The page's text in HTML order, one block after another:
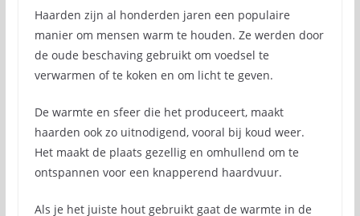
Haarden zijn al honderden jaren een populaire
manier om mensen warm te houden. Ze werden door
de oude beschaving gebruikt om voedsel te
verwarmen of te koken en om licht te geven.
De warmte en sfeer die het produceert, maakt
haarden ook zo uitnodigend, vooral bij koud weer.
Het maakt de plaats gezellig en omhullend om te
ontspannen voor een knapperend haardvuur.
Als je het juiste hout gebruikt gaat de warmte in de